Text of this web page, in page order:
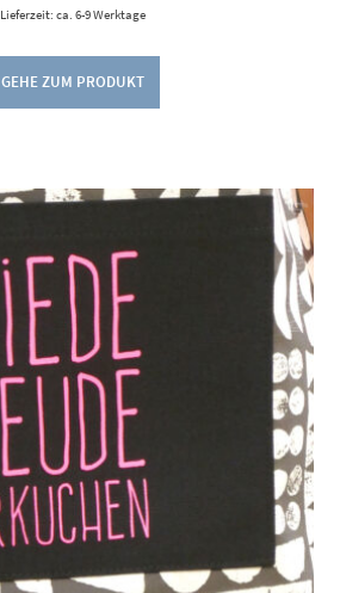
Lieferzeit: ca. 6-9 Werktage
GEHE ZUM PRODUKT